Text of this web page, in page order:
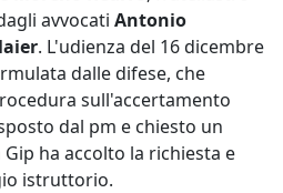
avvocati Antonio
. L'udienza del 16 dicembre
dalle difese, che
sull'accertamento
dal pm e chiesto un
ha accolto la richiesta e
istruttorio.